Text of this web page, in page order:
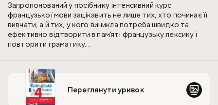
Запропонований у посібнику інтенсивний курс
французької мови зацікавить не лише тих, хто починає її
вивчати, а й тих, у кого виникла потреба швидко та
ефективно відтворити в пам’яті французьку лексику і
повторити граматику.
Переглянути уривок